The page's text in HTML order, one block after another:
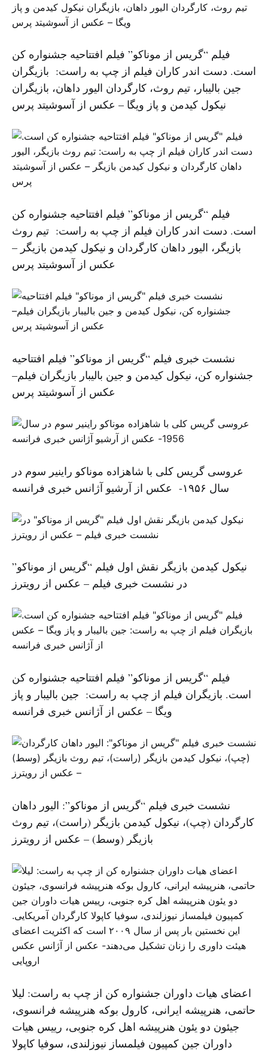
فیلم “گریس از موناکو” فیلم افتتاحیه جشنواره کن
است. دست اندر کاران فیلم از چپ به راست: بازیگران
جین بالیبار، تیم روث، کارگردان الیور داهان، بازیگران
نیکول کیدمن و پاز ویگا – عکس از آسوشیتد پرس
فیلم “گریس از موناکو” فیلم افتتاحیه جشنواره کن
است. دست اندر کاران فیلم از چپ به راست: تیم روث
بازیگر، الیور داهان کارگردان و نیکول کیدمن بازیگر –
عکس از آسوشیتد پرس
نشست خبری فیلم “گریس از موناکو” فیلم افتتاحیه
جشنواره کن، نیکول کیدمن و جین بالیبار بازیگران فیلم–
عکس از آسوشیتد پرس
عروسی گریس کلی با شاهزاده موناکو راینیر سوم در
سال ۱۹۵۶- عکس از آرشیو آژانس خبری فرانسه
نیکول کیدمن بازیگر نقش اول فیلم “گریس از موناکو”
در نشست خبری فیلم – عکس از رویترز
فیلم “گریس از موناکو” فیلم افتتاحیه جشنواره کن
است. بازیگران فیلم از چپ به راست: جین بالیبار و پاز
ویگا – عکس از آژانس خبری فرانسه
نشست خبری فیلم “گریس از موناکو”: الیور داهان
کارگردان (چپ)، نیکول کیدمن بازیگر (راست)، تیم روث
بازیگر (وسط) – عکس از رویترز
اعضای هیات داوران جشنواره کن از چپ به راست: لیلا
حاتمی، هنرپیشه ایرانی، کارول بوکه هنرپیشه فرانسوی،
جیئون دو یئون هنرپیشه اهل کره جنوبی، رییس هیات
داوران جین کمپیون فیلمساز نیوزلندی، سوفیا کاپولا‌